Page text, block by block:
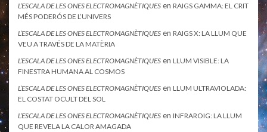
L’ESCALA DE LES ONES ELECTROMAGNÈTIQUES en RAIGS GAMMA: EL CRIT
MÉS PODERÓS DE L’UNIVERS
L’ESCALA DE LES ONES ELECTROMAGNÈTIQUES en RAIGS X: LA LLUM QUE
VEU A TRAVÉS DE LA MATÈRIA
L’ESCALA DE LES ONES ELECTROMAGNÈTIQUES en LLUM VISIBLE: LA
FINESTRA HUMANA AL COSMOS
L’ESCALA DE LES ONES ELECTROMAGNÈTIQUES en LLUM ULTRAVIOLADA:
EL COSTAT OCULT DEL SOL
L’ESCALA DE LES ONES ELECTROMAGNÈTIQUES en INFRAROIG: LA LLUM
QUE REVELA LA CALOR AMAGADA